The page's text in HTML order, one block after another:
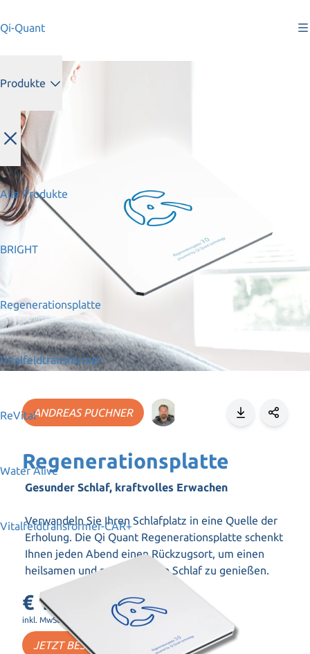
Qi-Quant
Produkte
Alle Produkte
BRIGHT
Regenerationsplatte
Vitalfeldtransformer
ReVital
Water Alive
Vitalfeldtransformer-CAR+
ANDREAS PUCHNER
Regenerationsplatte
Gesunder Schlaf, kraftvolles Erwachen
Verwandeln Sie Ihren Schlafplatz in eine Quelle der
Erholung. Die Qi Quant Regenerationsplatte schenkt
Ihnen jeden Abend einen Rückzugsort, um einen
heilsamen und regenerativen Schlaf zu genießen.
€ 1.490,–
inkl. MwSt. zzgl. Versand
JETZT BESTELLEN